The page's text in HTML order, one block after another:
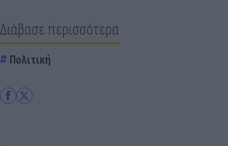
Διάβασε περισσότερα
Πολιτική